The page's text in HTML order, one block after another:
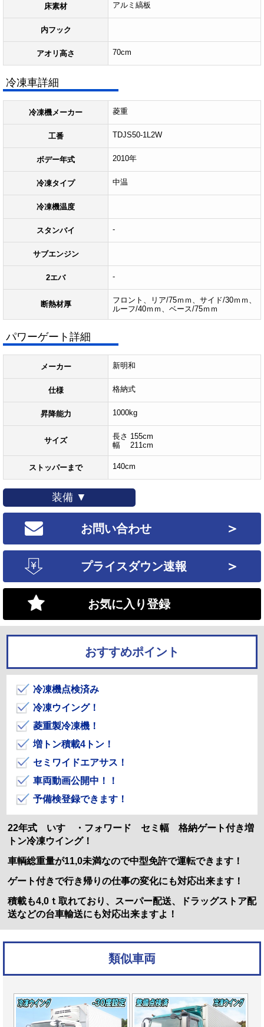
床素材 アルミ縞板
内フック
アオリ高さ 70cm
冷凍車詳細
冷凍機メーカー 菱重
工番 TDJS50-1L2W
ボデー年式 2010年
冷凍タイプ 中温
冷凍機温度
スタンバイ -
サブエンジン
2エバ -
断熱材厚
フロント、リア/75ｍｍ、サイド/30ｍｍ、
ルーフ/40ｍｍ、ベース/75ｍｍ
パワーゲート詳細
メーカー 新明和
仕様 格納式
昇降能力 1000kg
サイズ
長さ 155cm
幅 211cm
ストッパーまで 140cm
装備 ▼
お問い合わせ ＞
プライスダウン速報 ＞
お気に入り登録
おすすめポイント
冷凍機点検済み
冷凍ウイング！
菱重製冷凍機！
増トン積載4トン！
セミワイドエアサス！
車両動画公開中！！
予備検登録できます！
22年式 いすゞ・フォワード セミ幅 格納ゲート付き増
トン冷凍ウイング！
車輌総重量が11,0未満なので中型免許で運転できます！
ゲート付きで行き帰りの仕事の変化にも対応出来ます！
積載も4,0ｔ取れており、スーパー配送、ドラッグストア配
送などの台車輸送にも対応出来ますよ！
類似車両